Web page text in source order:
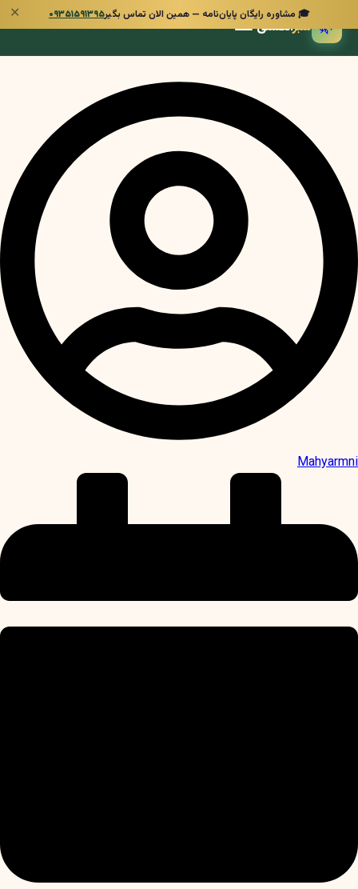
🎓 مشاوره رایگان پایان‌نامه — همین الان تماس بگیر۰۹۳۵۱۵۹۱۳۹۵ ✕
🌿 سبزانگشتی
Mahyarmni